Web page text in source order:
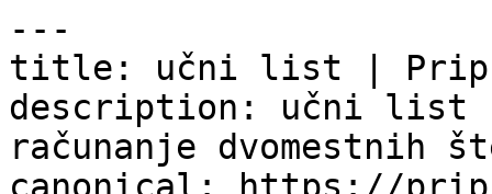
---
title: učni list |
description: učni list
računanje dvomestnih